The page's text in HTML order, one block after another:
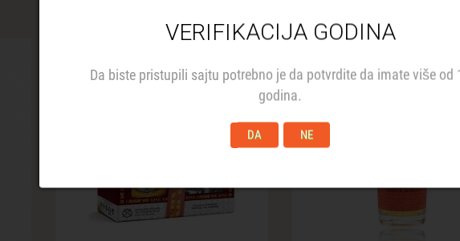
VERIFIKACIJA GODINA
Da biste pristupili sajtu potrebno je da potvrdite da imate više od
godina.
DA NE